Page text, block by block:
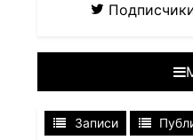
Записи